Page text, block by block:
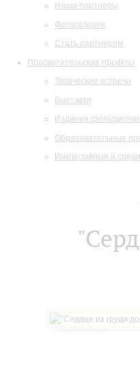
Наши партнеры
Фотогалерея
Стать партнером
Просветительские проекты
Творческие встречи
Выставки
Издания филармонии
Образовательные
Инклюзивные и